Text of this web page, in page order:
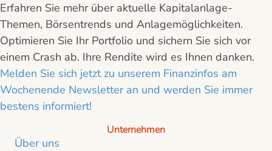
Erfahren Sie mehr über aktuelle Kapitalanlage-
Themen, Börsentrends und Anlagemöglichkeiten.
Optimieren Sie Ihr Portfolio und sichern Sie sich vor
einem Crash ab. Ihre Rendite wird es Ihnen danken.
Melden Sie sich jetzt zu unserem Finanzinfos am
Wochenende Newsletter an und werden Sie immer
bestens informiert!
Unternehmen
Über uns